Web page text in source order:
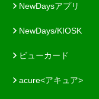
NewDaysアプリ
NewDays/KIOSK
ビューカード
acure<アキュア>